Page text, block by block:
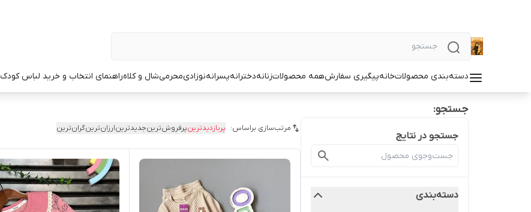
دسته‌بندی محصولاتخانهپیگیری سفارشهمه محصولاتزنانهدخترانهپسرانهنوزادیمحرمیشال و کلاهراهنمای انتخاب و خرید لباس کودک
جستجو:
جستجو در نتایج
دسته‌بندی
مرتب‌سازی براساس: پربازدیدترینپرفروش‌ترینجدیدترینارزان‌ترینگران‌ترین